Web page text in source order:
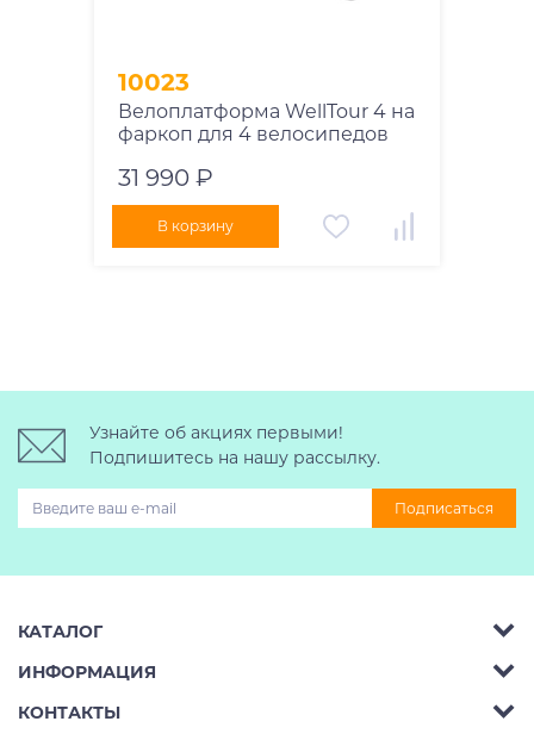
10023
Велоплатформа WellTour 4 на
фаркоп для 4 велосипедов
31 990 ₽
В корзину
Узнайте об акциях первыми!
Подпишитесь на нашу рассылку.
Подписаться
КАТАЛОГ
Багажник на крышу авто
Автобоксы
ИНФОРМАЦИЯ
Аренда
КОНТАКТЫ